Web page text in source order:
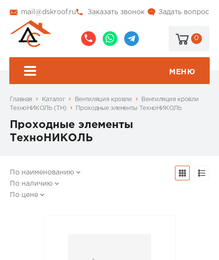
mail@dskroof.ru Задать вопрос
Заказать звонок
0
МЕНЮ
Главная Каталог Вентиляция кровли
Вентиляция кровли
ТехноНИКОЛЬ (ТН)
Проходные элементы ТехноНИКОЛЬ
Проходные элементы
ТехноНИКОЛЬ
По наименованию
По наличию
По цене